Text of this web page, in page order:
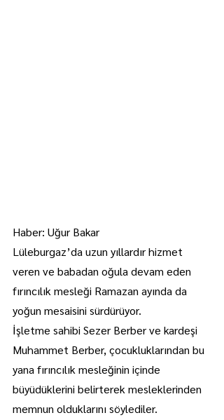
Haber: Uğur Bakar
Lüleburgaz’da uzun yıllardır hizmet
veren ve babadan oğula devam eden
fırıncılık mesleği Ramazan ayında da
yoğun mesaisini sürdürüyor.
İşletme sahibi Sezer Berber ve kardeşi
Muhammet Berber, çocukluklarından bu
yana fırıncılık mesleğinin içinde
büyüdüklerini belirterek mesleklerinden
memnun olduklarını söylediler.